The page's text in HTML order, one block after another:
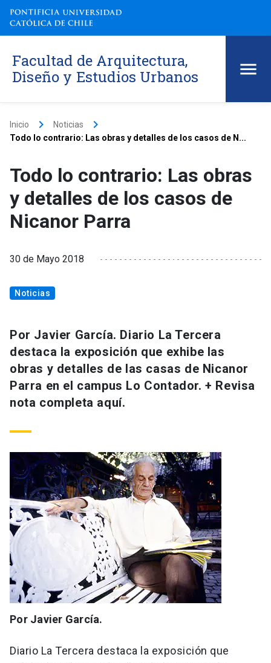
Facultad de Arquitectura,
Diseño y Estudios Urbanos
Inicio keyboard_arrow_right Noticias keyboard_arrow_right
Todo lo contrario: Las obras y detalles de los casos de N...
Todo lo contrario: Las obras
y detalles de los casos de
Nicanor Parra
30 de Mayo 2018
Noticias
Por Javier García. Diario La Tercera
destaca la exposición que exhibe las
obras y detalles de las casas de Nicanor
Parra en el campus Lo Contador. + Revisa
nota completa aquí.
Por Javier García.
Diario La Tercera destaca la exposición que